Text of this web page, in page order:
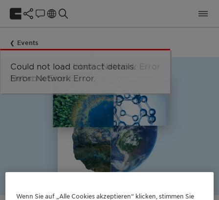
Events
Wenn Sie auf „Alle Cookies akzeptieren“ klicken, stimmen Sie
Could not load taxonomy. Error:
Network Error.
Could not load the organizational
unit structure. Error: Network Error.
Could not load labels. Error:
Network Error.
Network Error
Could not load contact details.
Error: Network Error.